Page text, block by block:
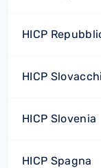
HICP
HICP
HICP Slovenia
HICP Spagna